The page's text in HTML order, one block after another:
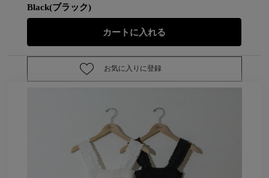
Black(ブラック)
お気に入りに登録